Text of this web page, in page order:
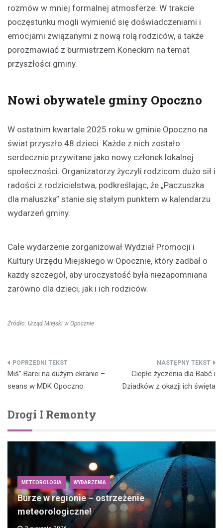
rozmów w mniej formalnej atmosferze. W trakcie
poczęstunku mogli wymienić się doświadczeniami i
emocjami związanymi z nową rolą rodziców, a także
porozmawiać z burmistrzem Koneckim na temat
przyszłości gminy.
Nowi obywatele gminy Opoczno
W ostatnim kwartale 2025 roku w gminie Opoczno na
świat przyszło 48 dzieci. Każde z nich zostało
serdecznie przywitane jako nowy członek lokalnej
społeczności. Organizatorzy życzyli rodzicom dużo sił i
radości z rodzicielstwa, podkreślając, że „Paczuszka
dla maluszka” stanie się stałym punktem w kalendarzu
wydarzeń gminy.
Całe wydarzenie zorganizował Wydział Promocji i
Kultury Urzędu Miejskiego w Opocznie, który zadbał o
każdy szczegół, aby uroczystość była niezapomniana
zarówno dla dzieci, jak i ich rodziców.
Źródło: Urząd Miejski w Opocznie
Nawigacja
wpisu
Miś” Barei na dużym ekranie –
seans w MDK Opoczno
Ciepłe życzenia dla Babć i
Dziadków z okazji ich święta
Drogi I Remonty
METEOROLOGIA WYDARZENIA
Burze w regionie – ostrzeżenie
meteorologiczne!